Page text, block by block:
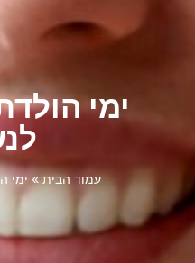
ימי
עמוד הבית» ימי